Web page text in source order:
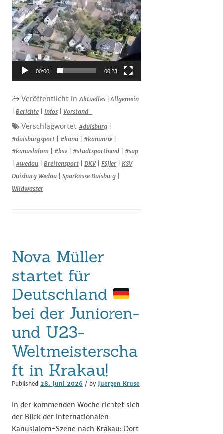
00:00 00:23
Veröffentlicht inAktuelles |Allgemein
Berichte Infos Vorstand_
Verschlagwortet #duisburg
#duisburgsport
#kanu #kanunrw
#kanuslalom
#ksv #stadtsportbund
#sup
#wedau Breitensport DKV| FSJler
KSV
Duisburg Wedau
Sparkasse Duisburg
Wildwasser
Nova Müller
startet für
Deutschland
bei der Junioren-
und U23-
Weltmeisterscha
ft in Krakau!
Published 28. Juni 2026 / by Juergen Kruse
In der kommenden Woche richtet sich
der Blick der internationalen
Kanuslalom-Szene nach Krakau: Dort